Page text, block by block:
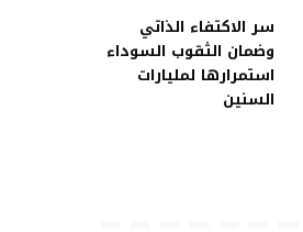
سر الاكتفاء الذاتي
وضمان الثقوب السوداء
استمرارها لمليارات
السنين